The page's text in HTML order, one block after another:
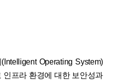
Operating System)
인프라 환경에 대한 보안성과